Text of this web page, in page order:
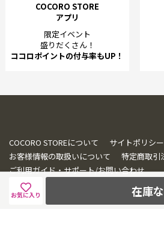
在庫
お気に入り
COCORO STORE
アプリ
限定イベント
盛りだくさん！
ココロポイントの付与率もUP！
COCORO STOREについて サイトポリシー
お客様情報の取扱いについて
特定商取引
ご利用ガイド・サポート/お問い合わせ